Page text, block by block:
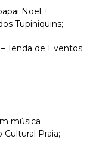
Noel +
Tupiniquins;
Tenda de Eventos.
música
Cultural Praia;